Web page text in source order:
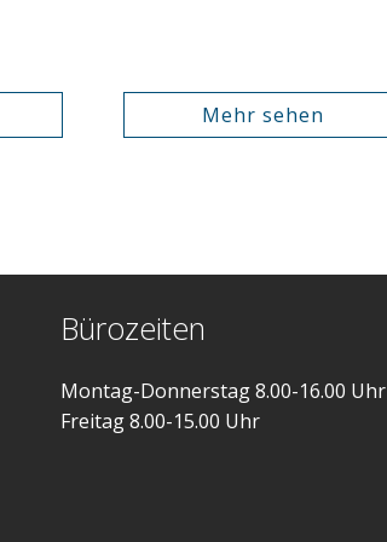
Mehr sehen
Bürozeiten
Montag-Donnerstag 8.00-16.00 Uhr
Freitag 8.00-15.00 Uhr